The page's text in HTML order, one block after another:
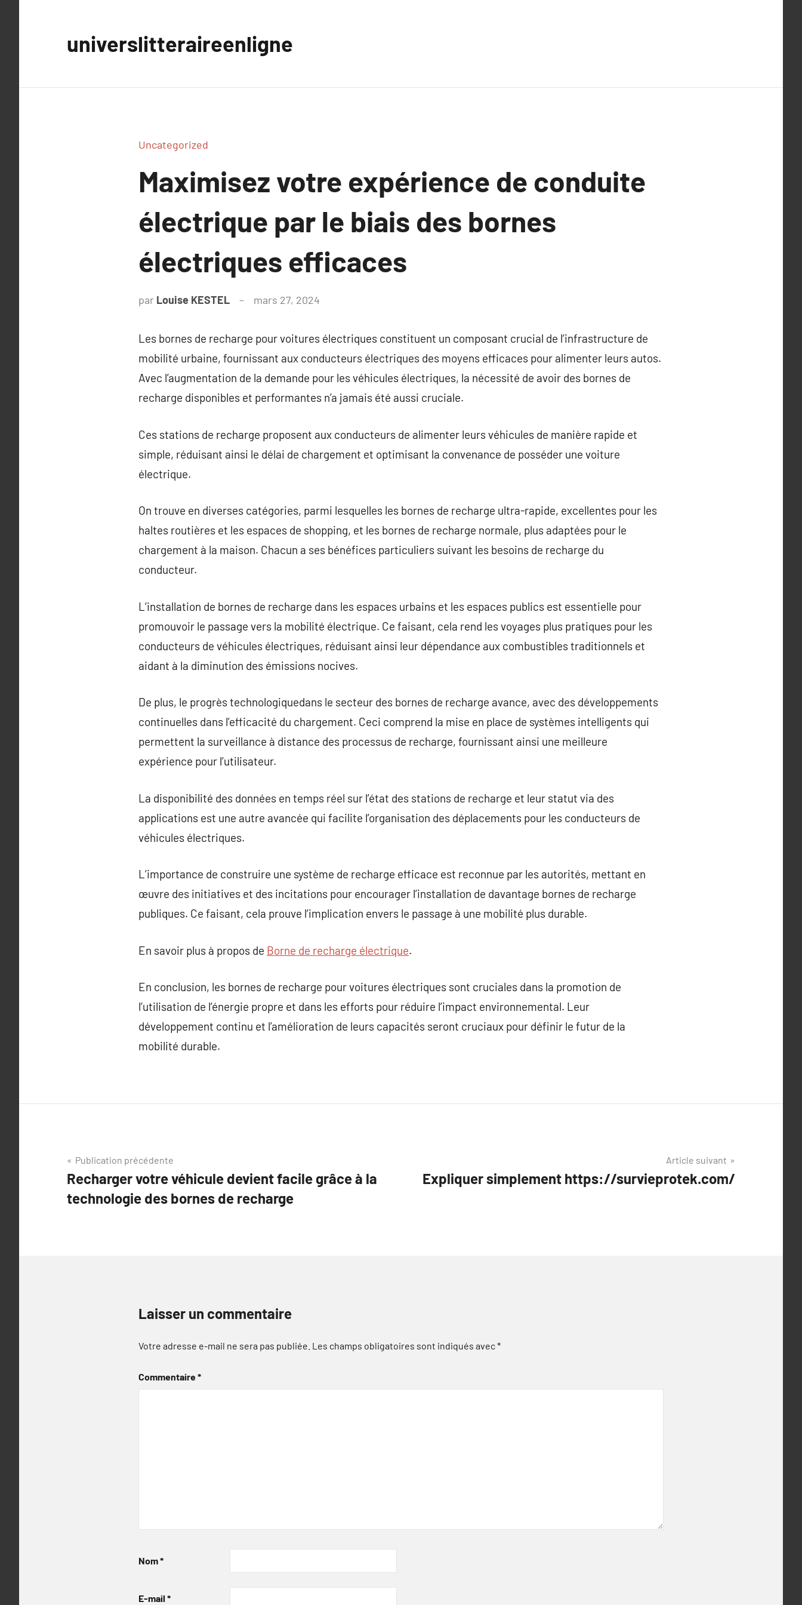
universlitteraireenligne
Uncategorized
Maximisez votre expérience de conduite
électrique par le biais des bornes
électriques efficaces
par Louise KESTEL mars 27, 2024
Les bornes de recharge pour voitures électriques constituent un composant crucial de l’infrastructure de
mobilité urbaine, fournissant aux conducteurs électriques des moyens efficaces pour alimenter leurs autos.
Avec l’augmentation de la demande pour les véhicules électriques, la nécessité de avoir des bornes de
recharge disponibles et performantes n’a jamais été aussi cruciale.
Ces stations de recharge proposent aux conducteurs de alimenter leurs véhicules de manière rapide et
simple, réduisant ainsi le délai de chargement et optimisant la convenance de posséder une voiture
électrique.
On trouve en diverses catégories, parmi lesquelles les bornes de recharge ultra-rapide, excellentes pour les
haltes routières et les espaces de shopping, et les bornes de recharge normale, plus adaptées pour le
chargement à la maison. Chacun a ses bénéfices particuliers suivant les besoins de recharge du
conducteur.
L’installation de bornes de recharge dans les espaces urbains et les espaces publics est essentielle pour
promouvoir le passage vers la mobilité électrique. Ce faisant, cela rend les voyages plus pratiques pour les
conducteurs de véhicules électriques, réduisant ainsi leur dépendance aux combustibles traditionnels et
aidant à la diminution des émissions nocives.
De plus, le progrès technologiquedans le secteur des bornes de recharge avance, avec des développements
continuelles dans l’efficacité du chargement. Ceci comprend la mise en place de systèmes intelligents qui
permettent la surveillance à distance des processus de recharge, fournissant ainsi une meilleure
expérience pour l’utilisateur.
La disponibilité des données en temps réel sur l’état des stations de recharge et leur statut via des
applications est une autre avancée qui facilite l’organisation des déplacements pour les conducteurs de
véhicules électriques.
L’importance de construire une système de recharge efficace est reconnue par les autorités, mettant en
œuvre des initiatives et des incitations pour encourager l’installation de davantage bornes de recharge
publiques. Ce faisant, cela prouve l’implication envers le passage à une mobilité plus durable.
En savoir plus à propos de Borne de recharge électrique.
En conclusion, les bornes de recharge pour voitures électriques sont cruciales dans la promotion de
l’utilisation de l’énergie propre et dans les efforts pour réduire l’impact environnemental. Leur
développement continu et l’amélioration de leurs capacités seront cruciaux pour définir le futur de la
mobilité durable.
Navigation
de
l’article
Publication précédente
Recharger votre véhicule devient facile grâce à la
technologie des bornes de recharge
Article suivant
Expliquer simplement https://survieprotek.com/
Laisser un commentaire
Votre adresse e-mail ne sera pas publiée. Les champs obligatoires sont indiqués avec*
Commentaire*
Nom*
E-mail *